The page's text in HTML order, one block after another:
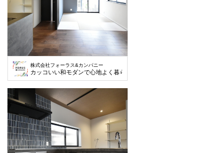
株式会社フォーラス&カンパニー
カッコいい和モダンで心地よく暮らす